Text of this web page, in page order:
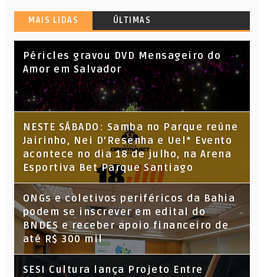
MAIS LIDAS ÚLTIMAS
Péricles gravou DVD Mensageiro do
Amor em Salvador
NESTE SÁBADO: Samba no Parque reúne
Jairinho, Nei D’Resenha e Uel* Evento
acontece no dia 18 de julho, na Arena
Esportiva Bet Parque Santiago
ONGs e coletivos periféricos da Bahia
podem se inscrever em edital do
BNDES e receber apoio financeiro de
até R$ 300 mil
SESI Cultura lança Projeto Entre